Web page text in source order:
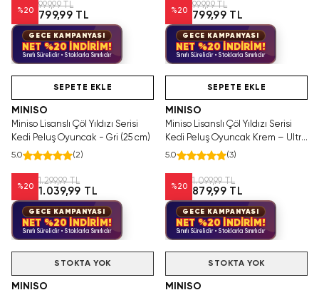
%20
999,99 TL
799,99 TL
GECE KAMPANYASI
NET %20 İNDİRİM!
Sınırlı Sürelidir • Stoklarla Sınırlıdır
%20
999,99 TL
799,99 TL
GECE KAMPANYASI
NET %20 İNDİRİM!
Sınırlı Sürelidir • Stoklarla Sınırlıdır
SEPETE EKLE
MINISO
Miniso Lisanslı Çöl Yıldızı Serisi
Kedi Peluş Oyuncak - Gri (25 cm)
5.0 (2)
%20
1.299,99 TL
1.039,99 TL
GECE KAMPANYASI
NET %20 İNDİRİM!
Sınırlı Sürelidir • Stoklarla Sınırlıdır
SEPETE EKLE
MINISO
Miniso Lisanslı Çöl Yıldızı Serisi
Kedi Peluş Oyuncak Krem – Ultra
Yumuşak Sarılmalık Uyku
5.0 (3)
%20
1.099,99 TL
879,99 TL
GECE KAMPANYASI
NET %20 İNDİRİM!
Sınırlı Sürelidir • Stoklarla Sınırlıdır
STOKTA YOK
MINISO
STOKTA YOK
MINISO